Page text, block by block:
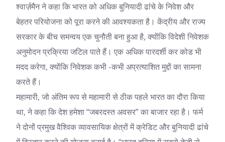
श्वार्ज़मैन ने कहा कि भारत को अधिक बुनियादी ढांचे के निवेश और
बेहतर परियोजना को पूरा करने की आवश्यकता है। केंद्रीय और राज्य
सरकार के बीच समन्वय एक चुनौती बना हुआ है, क्योंकि विदेशी निवेशक
अनुमोदन प्रक्रिया जटिल पाते हैं। एक अधिक पारदर्शी कर कोड भी
मदद करेगा, क्योंकि निवेशक कभी -कभी अप्रत्याशित मुद्दों का सामना
करते हैं।
महामारी, जो अंतिम रूप से महामारी से ठीक पहले भारत का दौरा किया
था, ने कहा कि देश हमेशा “जबरदस्त अवसर” का बाजार रहा है। फर्म
ने दोनों प्रमुख वैश्विक व्यावसायिक क्षेत्रों में क्रेडिट और बुनियादी ढांचे